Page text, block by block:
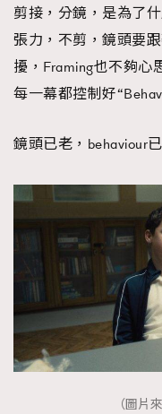
剪接，分鏡，是為了
張力，不剪，鏡頭要
擾，Framing也不夠心
每一幕都控制好
鏡頭已老，behaviour
（圖片